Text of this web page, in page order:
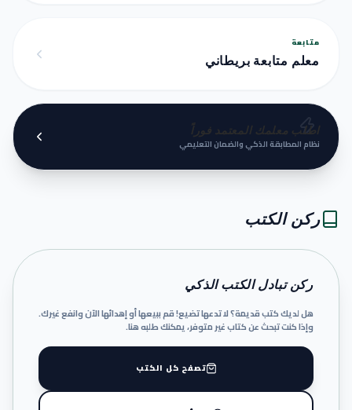
متابعة
معلم متابعة بريطاني
اطلب معلمك المعتمد فوراً
نظام المطابقة الذكي والضمان التعليمي
ركن الكتب
ركن تبادل الكتب الذكي
هل لديك كتب قديمة؟ لا تدعها تضيع! قم ببيعها أو إهدائها الآن وانفع غيرك.
وإذا كنت تبحث عن كتاب غير متوفر، يمكنك طلبه هنا.
تصفح كل الكتب